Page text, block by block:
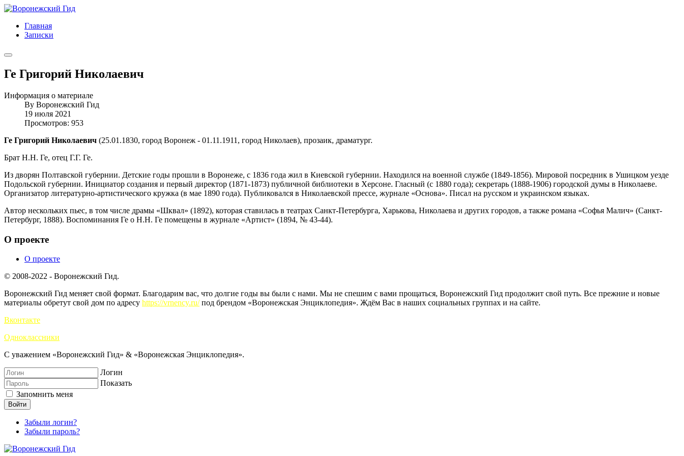
Главная
Записки
Ге Григорий Николаевич
Информация о материале
By Воронежский Гид
19 июля 2021
Просмотров: 953
Ге Григорий Николаевич (25.01.1830, город Воронеж - 01.11.1911, город Николаев), прозаик, драматург.
Брат Н.Н. Ге, отец Г.Г. Ге.
Из дворян Полтавской губернии. Детские годы прошли в Воронеже, с 1836 года жил в Киевской губернии. Находился на военной службе (1849-1856). Мировой посредник в Ушицком уезде
Подольской губернии. Инициатор создания и первый директор (1871-1873) публичной библиотеки в Херсоне. Гласный (с 1880 года); секретарь (1888-1906) городской думы в Николаеве.
Организатор литературно-артистического кружка (в мае 1890 года). Публиковался в Николаевской прессе, журнале «Основа». Писал на русском и украинском языках.
Автор нескольких пьес, в том числе драмы «Шквал» (1892), которая ставилась в театрах Санкт-Петербурга, Харькова, Николаева и других городов, а также романа «Софья Малич» (Санкт-
Петербург, 1888). Воспоминания Ге о Н.Н. Ге помещены в журнале «Артист» (1894, № 43-44).
О проекте
О проекте
© 2008-2022 - Воронежский Гид.
Воронежский Гид меняет свой формат. Благодарим вас, что долгие годы вы были с нами. Мы не спешим с вами прощаться, Воронежский Гид продолжит свой путь. Все прежние и новые
материалы обретут свой дом по адресу https://vrnency.ru/под брендом «Воронежская Энциклопедия». Ждём Вас в наших социальных группах и на сайте.
Вконтакте
Одноклассники
С уважением «Воронежский Гид» & «Воронежская Энциклопедия».
Логин
Показать
Запомнить меня
Войти
Забыли логин?
Забыли пароль?